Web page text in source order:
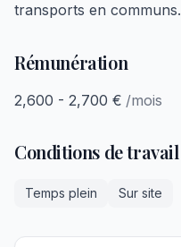
transports en communs.
Rémunération
2,600 - 2,700 € /mois
Conditions de travail
Temps plein Sur site